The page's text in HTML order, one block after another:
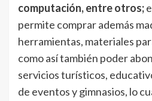
computación, entre otros;
permite comprar además
herramientas, materiales
como así también poder
servicios turísticos,
de eventos y gimnasios, lo